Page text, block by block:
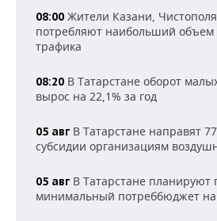
ВУЗЫ ТАТАРСТАНА
КОМУ ПРИНАДЛЕЖАТ
ТОРГОВЫЕ ЦЕНТРЫ
ТАТАРСТАНА
БАНКИ
БЮДЖЕТ
ПРОМЫШЛЕННОСТИ
АГРОПРОМ
МАШИНОСТРОЕНИЕ
НЕФТЕХИМИЯ
ОПК
НЕДВИЖИМОСТЬ
НОВОСТИ НЕДВИЖИМОСТИ
АВТО
НОВОСТИ АВТО
БИЗНЕС
РОЗНИЧНАЯ ТОРГОВЛЯ
ТРАНСПОРТ
НОВОСТИ ТЕХНОЛОГИЙ
МЕРОПРИЯТИЯ
НОВОСТИ МЕРОПРИЯТИЙ
СПОРТ
08:00 Жители Казани,
потребляют наибольший объем
трафика
08:20 В Татарстане оборот
вырос на 22,1% за год
05 авг В Татарстане направят
субсидии организациям
05 авг В Татарстане планируют
минимальный потреббюджет на